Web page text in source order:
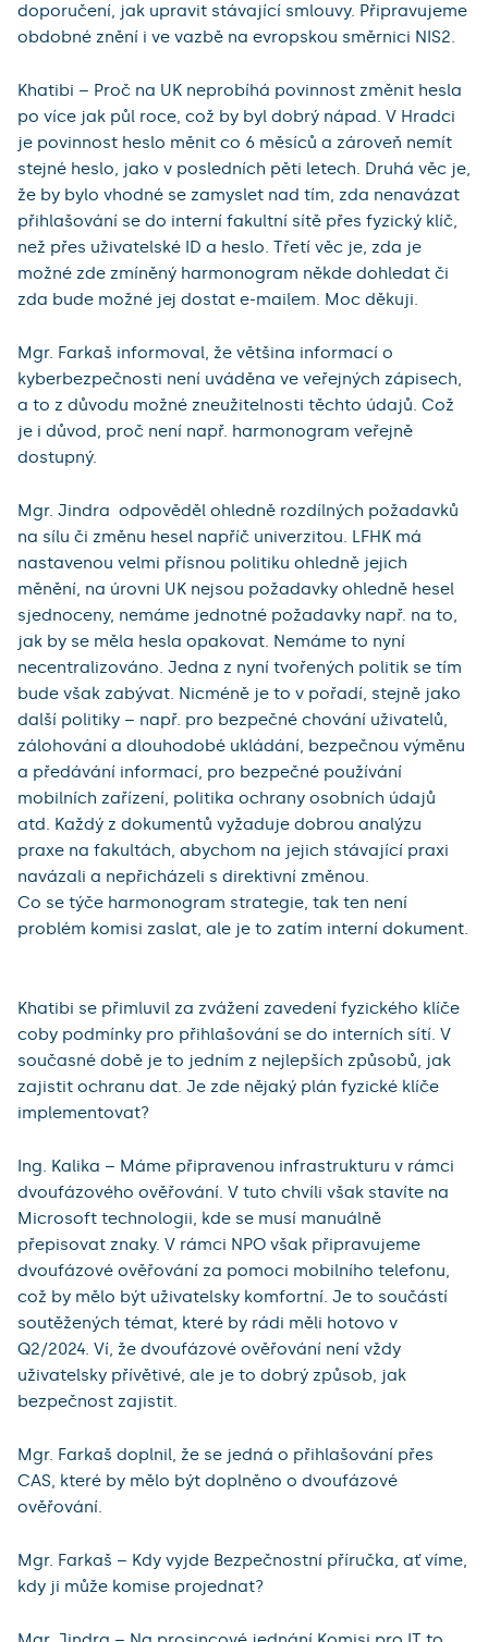
doporučení, jak upravit stávající smlouvy. Připravujeme
obdobné znění i ve vazbě na evropskou směrnici NIS2.
Khatibi – Proč na UK neprobíhá povinnost změnit hesla
po více jak půl roce, což by byl dobrý nápad. V Hradci
je povinnost heslo měnit co 6 měsíců a zároveň nemít
stejné heslo, jako v posledních pěti letech. Druhá věc je,
že by bylo vhodné se zamyslet nad tím, zda nenavázat
přihlašování se do interní fakultní sítě přes fyzický klíč,
než přes uživatelské ID a heslo. Třetí věc je, zda je
možné zde zmíněný harmonogram někde dohledat či
zda bude možné jej dostat e-mailem. Moc děkuji.
Mgr. Farkaš informoval, že většina informací o
kyberbezpečnosti není uváděna ve veřejných zápisech,
a to z důvodu možné zneužitelnosti těchto údajů. Což
je i důvod, proč není např. harmonogram veřejně
dostupný.
Mgr. Jindra odpověděl ohledně rozdílných požadavků
na sílu či změnu hesel napříč univerzitou. LFHK má
nastavenou velmi přísnou politiku ohledně jejich
měnění, na úrovni UK nejsou požadavky ohledně hesel
sjednoceny, nemáme jednotné požadavky např. na to,
jak by se měla hesla opakovat. Nemáme to nyní
necentralizováno. Jedna z nyní tvořených politik se tím
bude však zabývat. Nicméně je to v pořadí, stejně jako
další politiky – např. pro bezpečné chování uživatelů,
zálohování a dlouhodobé ukládání, bezpečnou výměnu
a předávání informací, pro bezpečné používání
mobilních zařízení, politika ochrany osobních údajů
atd. Každý z dokumentů vyžaduje dobrou analýzu
praxe na fakultách, abychom na jejich stávající praxi
navázali a nepřicházeli s direktivní změnou.
Co se týče harmonogram strategie, tak ten není
problém komisi zaslat, ale je to zatím interní dokument.
Khatibi se přimluvil za zvážení zavedení fyzického klíče
coby podmínky pro přihlašování se do interních sítí. V
současné době je to jedním z nejlepších způsobů, jak
zajistit ochranu dat. Je zde nějaký plán fyzické klíče
implementovat?
Ing. Kalika – Máme připravenou infrastrukturu v rámci
dvoufázového ověřování. V tuto chvíli však stavíte na
Microsoft technologii, kde se musí manuálně
přepisovat znaky. V rámci NPO však připravujeme
dvoufázové ověřování za pomoci mobilního telefonu,
což by mělo být uživatelsky komfortní. Je to součástí
soutěžených témat, které by rádi měli hotovo v
Q2/2024. Ví, že dvoufázové ověřování není vždy
uživatelsky přívětivé, ale je to dobrý způsob, jak
bezpečnost zajistit.
Mgr. Farkaš doplnil, že se jedná o přihlašování přes
CAS, které by mělo být doplněno o dvoufázové
ověřování.
Mgr. Farkaš – Kdy vyjde Bezpečnostní příručka, ať víme,
kdy ji může komise projednat?